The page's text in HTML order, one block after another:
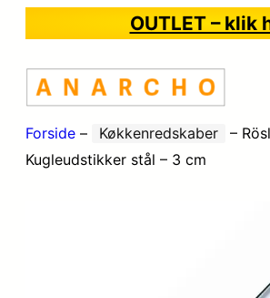
OUTLET – klik
Forside – Køkkenredskaber –
Kugleudstikker stål – 3 cm